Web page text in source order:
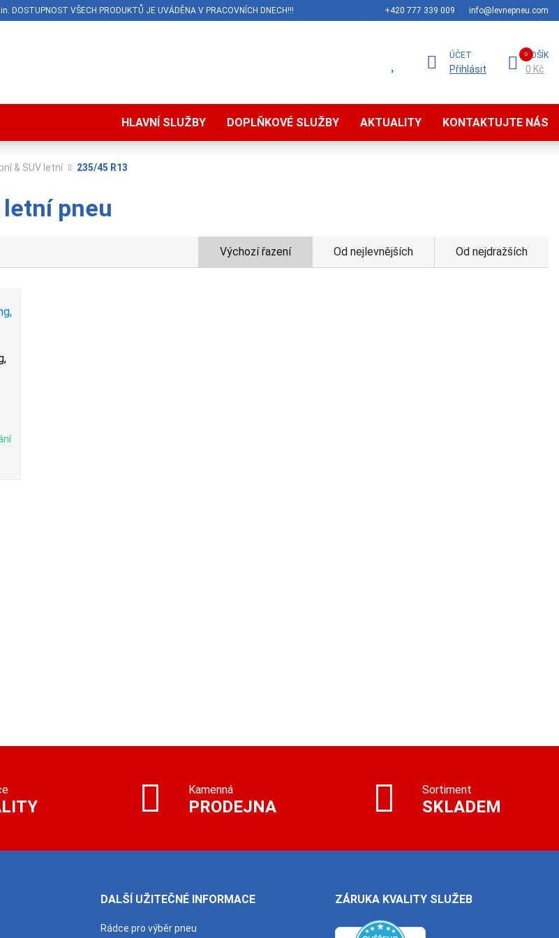
DOSTUPNOST VŠECH PRODUKTŮ JE UVÁDĚNA V PRACOVNÍCH DNECH!!! +420 777 339 009 info@levnepneu.com
ÚČET
Přihlásit
KOŠÍK
0 Kč
HLAVNÍ SLUŽBY DOPLŇKOVÉ SLUŽBY AKTUALITY KONTAKTUJTE NÁS
& SUV letní 235/45 R13
pneu
Výchozí řazení Od nejlevnějších Od nejdražších
Kamenná
PRODEJNA
Sortiment
SKLADEM
DALŠÍ UŽITEČNÉ INFORMACE
Rádce pro výběr pneu
ZÁRUKA KVALITY SLUŽEB